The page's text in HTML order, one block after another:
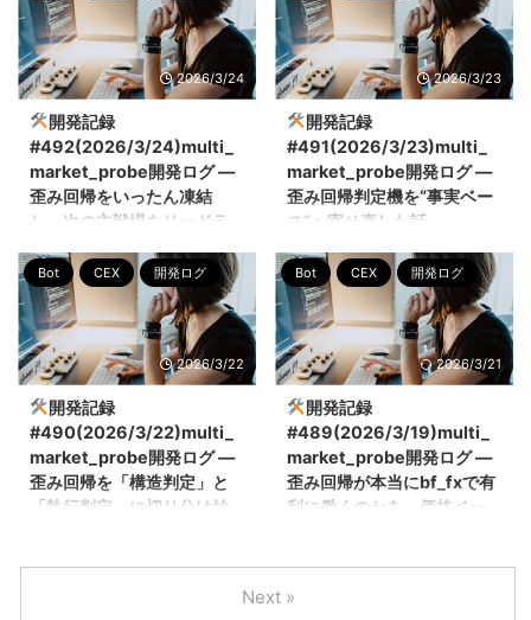
「勝ち筋が確定した」という話で
はありませ ...
を同じ土俵で比較できるように土
台を整え、6時間ほど観測を回し
ました。すると、弱そうな候補と
残 ...
multi_market_probe のリードラ
グ研究について、構造があるかど
うかではなく、それが本当に金に
なるのかという視点で考え直した
れっぽい動きは見え始めていまし
た。ただ、そこで素直に前進とは
思いませんでした。mean return
の薄さを見て、「見えているこ
めて認識したからです。今日は、
実装そのものよりも、これ以上掘
るべきかどうかを立ち止まって判
断できたことに意味があったと思
ってい ...
です。 前回までで、歪み回帰に
ついては「少なくとも今の定義で
は主戦場の収益構造になっていな
い」というところまで確認できた
グへ切り替えることにしました。
ただ、いきなりシグナル化や執行
判断に進むのではなく、まずは
「リードラグは何を収益源とする
るようにすべきか」を整理し、そ
の入口となる最小構成の観測器を
作るところまでを今回の到達点に
しています。今回は、leadlag専
用の導線と監視基盤を分離し、
binance_per ...
2026/3/24
開発記録
#492(2026/3/24)multi_
market_probe開発ログ ―
歪み回帰をいったん凍結
し、次の主戦場をリードラ
こんにちは、ぼっちbotterよだか
です。 今回は、
multi_market_probe で続けてき
た歪み回帰系の研究について、い
ったん凍結判断をするところまで
くは「2市場間で観測される歪み
回帰っぽい構造が、bitFlyer FXで
の実際の執行においてEV>0にな
るのか」を、できるだけ事実ベー
2026/3/23
開発記録
#491(2026/3/23)multi_
market_probe開発ログ ―
歪み回帰判定機を“事実ベー
ス”へ寄せ直した話
こんにちは、ぼっちbotterよだか
です。 今回は、
multi_market_probe の歪み回帰
判定機を「もっと賢くする」方向
ではなく、まずは事実ベースで読
める形へ寄せ直す作業を進めまし
判定から外し、恒常乖離は
residual として切り出し、
Structure Probe も 30〜120 秒
まで拡張しています。まだ「構造
た。今回は、 ...
Bot CEX 開発ログ
2026/3/22
開発記録
#490(2026/3/22)multi_
market_probe開発ログ ―
歪み回帰を「構造判定」と
「執行判定」に切り分け始
Bot CEX 開発ログ
2026/3/21
開発記録
#489(2026/3/19)multi_
market_probe開発ログ ―
歪み回帰が本当にbf_fxで有
利に働くのかを、価格ベー
Next »